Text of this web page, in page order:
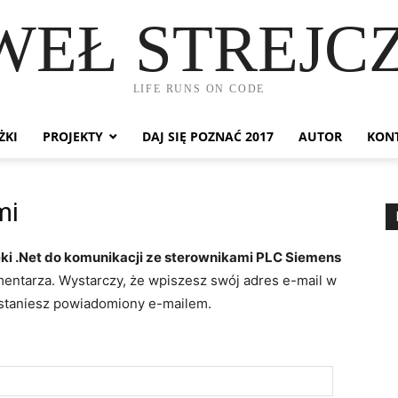
LIFE RUNS ON CODE
PROJEKTY DAJ SIĘ POZNAĆ 2017 AUTOR
.Net do komunikacji ze sterownikami PLC Siemens
Wystarczy, że wpiszesz swój adres e-mail w
powiadomiony e-mailem.